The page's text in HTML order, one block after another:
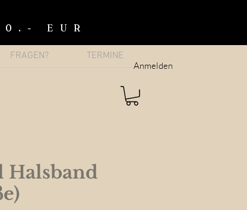
Anmelden
EUR
FRAGEN? TERMINE
Halsband